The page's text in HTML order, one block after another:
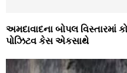
અમદાવાદના બોપલ વિસ્તારમાં
પોઝિટવ કેસ એકસાથે